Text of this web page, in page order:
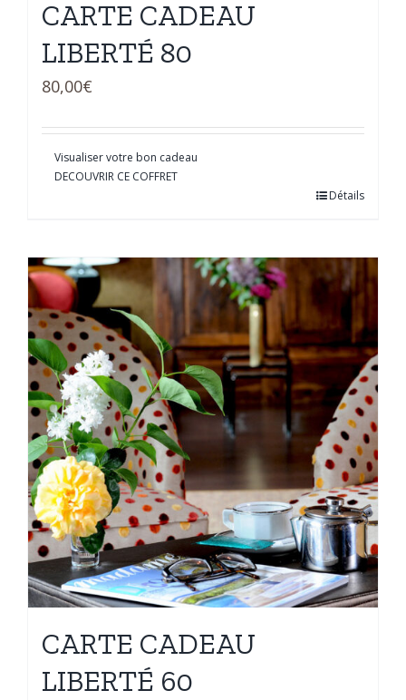
CARTE CADEAU
LIBERTÉ 80
80,00€
Visualiser votre bon cadeau
DECOUVRIR CE COFFRET
Détails
CARTE CADEAU
LIBERTÉ 60